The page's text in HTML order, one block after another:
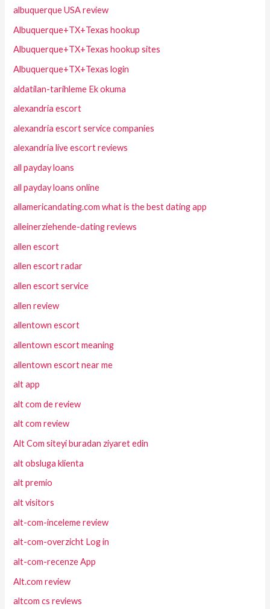
albuquerque USA review
Albuquerque+TX+Texas hookup
Albuquerque+TX+Texas hookup sites
Albuquerque+TX+Texas login
aldatilan-tarihleme Ek okuma
alexandria escort
alexandria escort service companies
alexandria live escort reviews
all payday loans
all payday loans online
allamericandating.com what is the best dating app
alleinerziehende-dating reviews
allen escort
allen escort radar
allen escort service
allen review
allentown escort
allentown escort meaning
allentown escort near me
alt app
alt com de review
alt com review
Alt Com siteyi buradan ziyaret edin
alt obsluga klienta
alt premio
alt visitors
alt-com-inceleme review
alt-com-overzicht Log in
alt-com-recenze App
Alt.com review
altcom cs reviews